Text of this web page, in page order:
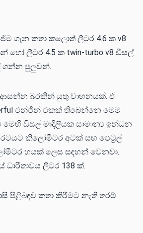
ගැන කතා කලොත් ලීටර 4.6 ක v8
හෝ ලීටර 4.5 ක twin-turbo v8 ඩීසල්
ගන්න පුලුවන්.
බරකින් යුතු වාහනයක්. ඒ
එන්ජින් එකක් තිබෙන්නෙ මෙම
ඩීසල් මාදිලියක සාමාන්‍ය ඉන්ධන
කිලෝමීටර අටක් සහ පෙට්‍රල්
හයක් ලෙස සඳහන් වෙනවා.
ලීටර 138 ක්.
පිළිබඳව කතා කිරීමට නැති තරම්.